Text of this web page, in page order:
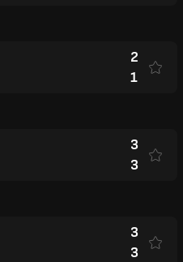
2
1
3
3
3
3